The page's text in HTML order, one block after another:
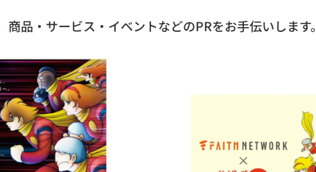
商品・サービス・イベントなどのPRをお手伝いします。